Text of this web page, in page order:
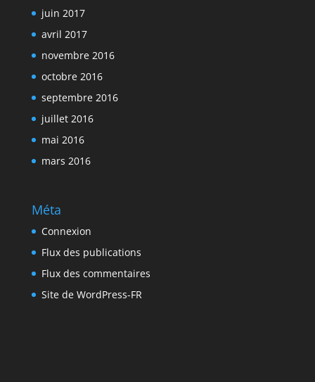
juin 2017
avril 2017
novembre 2016
octobre 2016
septembre 2016
juillet 2016
mai 2016
mars 2016
Méta
Connexion
Flux des publications
Flux des commentaires
Site de WordPress-FR